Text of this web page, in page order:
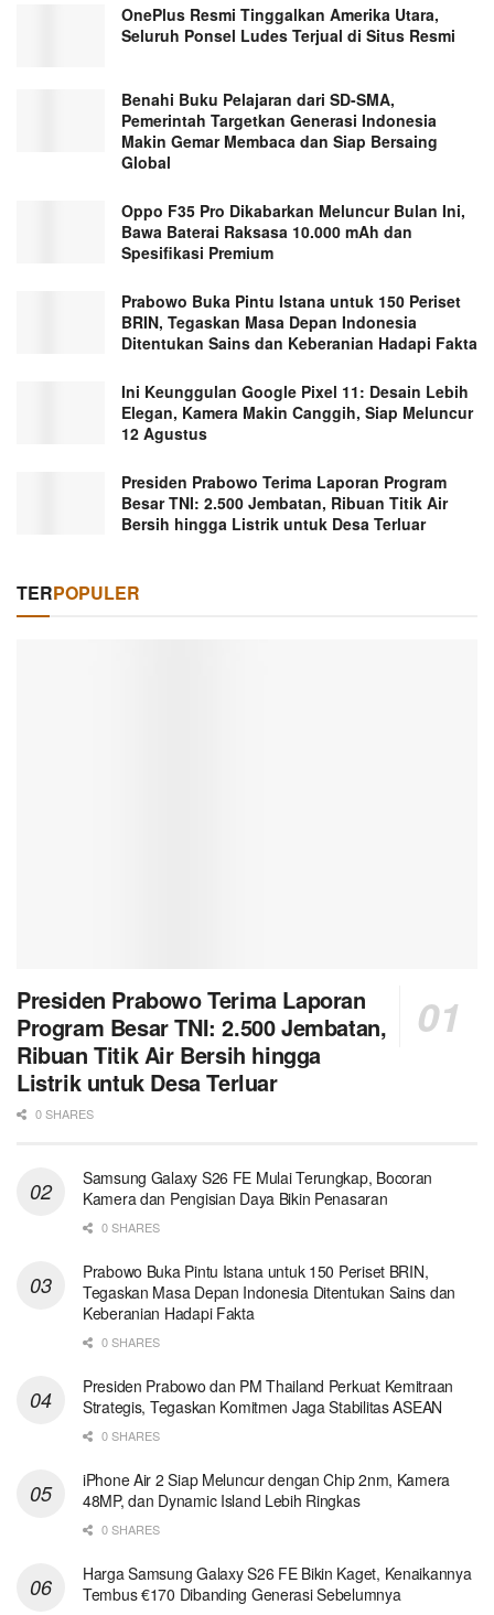
OnePlus Resmi Tinggalkan Amerika Utara,
Seluruh Ponsel Ludes Terjual di Situs Resmi
Benahi Buku Pelajaran dari SD-SMA,
Pemerintah Targetkan Generasi Indonesia
Makin Gemar Membaca dan Siap Bersaing
Global
Oppo F35 Pro Dikabarkan Meluncur Bulan Ini,
Bawa Baterai Raksasa 10.000 mAh dan
Spesifikasi Premium
Prabowo Buka Pintu Istana untuk 150 Periset
BRIN, Tegaskan Masa Depan Indonesia
Ditentukan Sains dan Keberanian Hadapi Fakta
Ini Keunggulan Google Pixel 11: Desain Lebih
Elegan, Kamera Makin Canggih, Siap Meluncur
12 Agustus
Presiden Prabowo Terima Laporan Program
Besar TNI: 2.500 Jembatan, Ribuan Titik Air
Bersih hingga Listrik untuk Desa Terluar
TERPOPULER
Presiden Prabowo Terima Laporan
Program Besar TNI: 2.500 Jembatan,
Ribuan Titik Air Bersih hingga
Listrik untuk Desa Terluar
0 SHARES
Samsung Galaxy S26 FE Mulai Terungkap, Bocoran
Kamera dan Pengisian Daya Bikin Penasaran
0 SHARES
Prabowo Buka Pintu Istana untuk 150 Periset BRIN,
Tegaskan Masa Depan Indonesia Ditentukan Sains dan
Keberanian Hadapi Fakta
0 SHARES
Presiden Prabowo dan PM Thailand Perkuat Kemitraan
Strategis, Tegaskan Komitmen Jaga Stabilitas ASEAN
0 SHARES
iPhone Air 2 Siap Meluncur dengan Chip 2nm, Kamera
48MP, dan Dynamic Island Lebih Ringkas
0 SHARES
Harga Samsung Galaxy S26 FE Bikin Kaget, Kenaikannya
Tembus €170 Dibanding Generasi Sebelumnya